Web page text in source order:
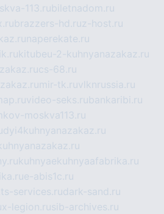
113.rubiletnadom.ru
brazzers-hd.ruz-host.ru
naperekate.ru
kitubeu-2-kuhnyanazakaz.ru
cs-68.ru
mir-tk.ruvlknrussia.ru
video-seks.rubankaribi.ru
moskva113.ru
kuhnyaekuhnyaafabrika.ru
e-abis1c.ru
services.rudark-sand.ru
x-legion.rusib-archives.ru